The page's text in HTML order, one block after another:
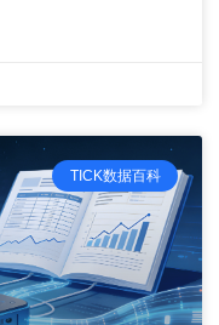
TICK数据百科